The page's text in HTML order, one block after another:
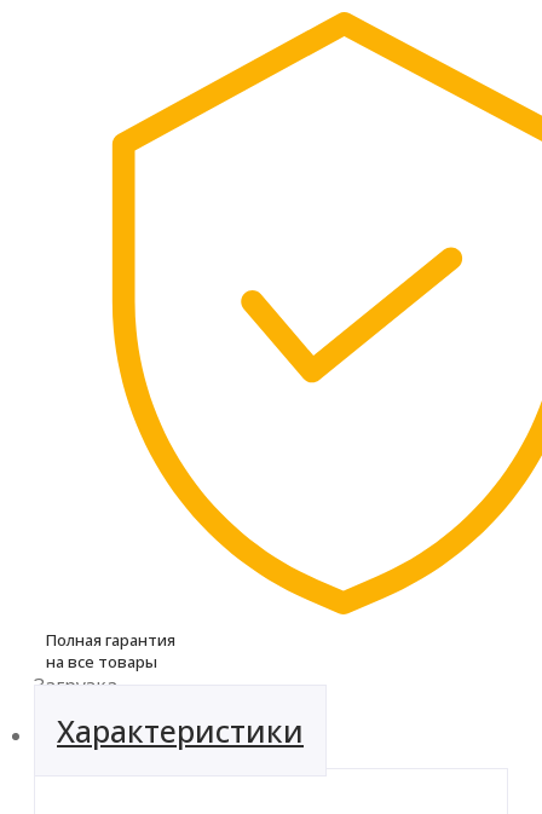
Полная гарантия
на все товары
Загрузка...
Характеристики